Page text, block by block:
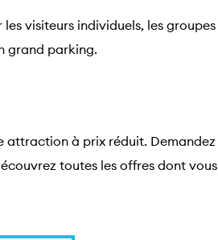
visiteurs individuels, les groupes
grand parking.
attraction à prix réduit. Demandez
toutes les offres dont vous